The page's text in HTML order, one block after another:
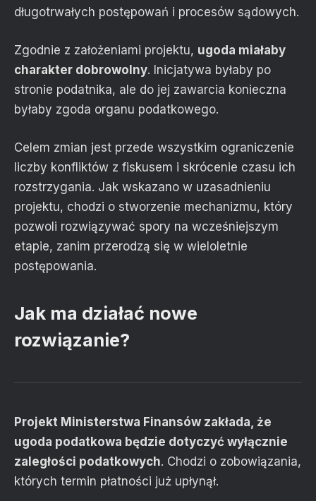
długotrwałych postępowań i procesów sądowych.
Zgodnie z założeniami projektu, ugoda miałaby
charakter dobrowolny. Inicjatywa byłaby po
stronie podatnika, ale do jej zawarcia konieczna
byłaby zgoda organu podatkowego.
Celem zmian jest przede wszystkim ograniczenie
liczby konfliktów z fiskusem i skrócenie czasu ich
rozstrzygania. Jak wskazano w uzasadnieniu
projektu, chodzi o stworzenie mechanizmu, który
pozwoli rozwiązywać spory na wcześniejszym
etapie, zanim przerodzą się w wieloletnie
postępowania.
Jak ma działać nowe
rozwiązanie?
Projekt Ministerstwa Finansów zakłada, że
ugoda podatkowa będzie dotyczyć wyłącznie
zaległości podatkowych. Chodzi o zobowiązania,
których termin płatności już upłynął.